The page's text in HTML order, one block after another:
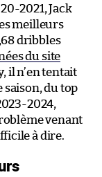
2021, Jack
meilleurs
dribbles
du site
il n’en tentait
saison, du top
2024,
venant
à dire.